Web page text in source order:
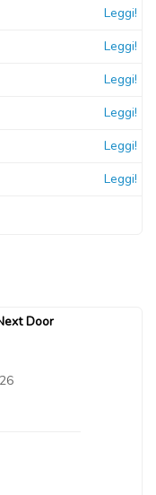
Leggi!
Leggi!
Leggi!
Leggi!
Leggi!
Leggi!
Door